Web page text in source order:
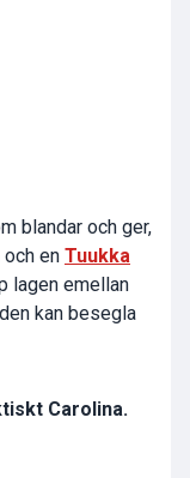
blandar och ger,
en Tuukka
lagen emellan
kan besegla
Carolina.